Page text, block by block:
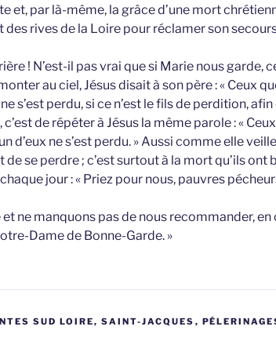
et, par là-même, la grâce d’une mort
des rives de la Loire pour réclamer son
! N’est-il pas vrai que si Marie nous garde,
au ciel, Jésus disait à son père : « Ceux
s’est perdu, si ce n’est le fils de perdition,
de répéter à Jésus la même parole : «
d’eux ne s’est perdu. » Aussi comme elle
se perdre ; c’est surtout à la mort qu’ils ont
jour : « Priez pour nous, pauvres
ne manquons pas de nous recommander,
Dame de Bonne-Garde. »
SUD LOIRE, SAINT-JACQUES ,